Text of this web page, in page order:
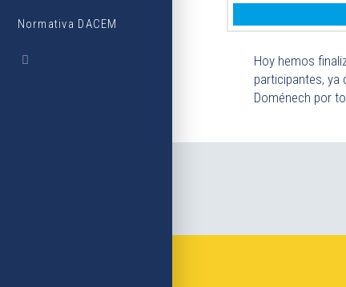
Normativa DACEM
Hoy hemos
participantes, ya
Doménech por